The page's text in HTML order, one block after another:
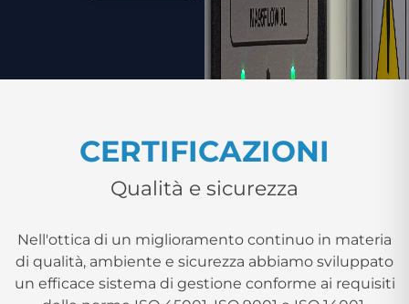
CERTIFICAZIONI
Qualità e sicurezza
Nell'ottica di un miglioramento continuo in materia
di qualità, ambiente e sicurezza abbiamo sviluppato
un efficace sistema di gestione conforme ai requisiti